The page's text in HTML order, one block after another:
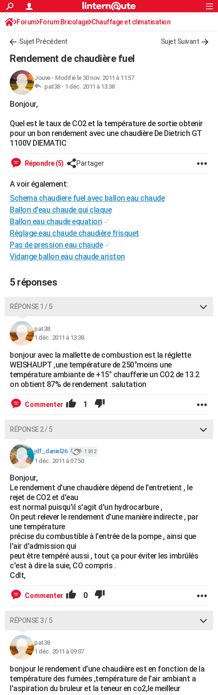
ACTUALITÉS
Politique
Société
Faits Divers
Education
Monde
Villes
+
FINANCE
Retraite
Impôts
Epargne
Immobilier
Risques naturels par ville
Banque
Assurance
Crédit
AUTO
Essais
Réserver un essai
Citadines
Berlines
SUV
Forum auto
+HIGH-TECH
Mobiles
Meilleur smartphone
Internet
Ordinateurs
Jeux vidéo
Guide high-tech
+BRICOLAGE
Forum
Aménagement intérieur
Extérieur
Cuisine
Salle de bains
Jardinage
Rangement
Guides de France
Escapades
Patrimoine
Expositions
Musées
Week-end nature
Art de vivre
Bien-être
Loisirs
Mode
Modes de vie
Alimentation
Guide de la santé
Maladies
Médicaments
Sommeil
VOYAGE
PHOTO
GUIDES D'ACHAT
CARTE DE VOEUX
Carte de Noël
Carte Bonne année
Carte Saint-Valentin
Carte Pâques
Carte d'anniversaire
DICTIONNAIRE
Dictionnaire
Biographies
Citations
Expressions
Proverbes
PROGRAMME TV
S'inscrire
Se connecter
Lycées
Collèges
Primaires
Universités
Entreprises
Service militaire
Avis de recherche
AVIS DE DÉCÈS
FORUM
Bricolage
Lifestyle
Culture
Sport
Auto
Television
Voyage
Cinema
Rechercher
S'inscrire
Connexion
Forum Forum Bricolage Chauffage et climatisation
Sujet Précédent Sujet Suivant
Rendement de chaudière fuel
Jouve- Modifié le 30 nov. 2011 à 11:57
pat38 - 1 déc. 2011 à 13:38
Bonjour,
Quel est le taux de CO2 et la température de sortie obtenir
pour un bon rendement avec une chaudière De Dietrich GT
1100V DIEMATIC
Répondre (5) Partager
A voir également:
Schema chaudiere fuel avec ballon eau chaude
Ballon d'eau chaude qui claque
Ballon eau chaude equation ✓
Réglage eau chaude chaudière frisquet
Pas de pression eau chaude ✓
Vidange ballon eau chaude ariston
5 réponses
RÉPONSE 1 / 5
pat38
1 déc. 2011 à 13:38
bonjour avec la mallette de combustion est la réglette
WEISHAUPT ,une température de 250°moins une
température ambiante de +15° chaufferie un CO2 de 13.2
on obtient 87% de rendement .salutation
Commenter 1
RÉPONSE 2 / 5
jdf_daniel26 1 812
1 déc. 2011 à 07:50
Bonjour,
Le rendement d'une chaudière dépend de l'entretient , le
rejet de CO2 et d'eau
est normal puisqu'il s'agit d'un hydrocarbure ,
On peut relever le rendement d'une manière indirecte , par
une température
précise du combustible à l'entrée de la pompe , ainsi que
l'air d'admission qui
peut être tempéré aussi , tout ça pour éviter les imbrûlés
c'est à dire la suie, CO compris .
Cdlt,
Commenter 0
RÉPONSE 3 / 5
pat38
1 déc. 2011 à 09:07
bonjour le rendement d'une chaudière est en fonction de la
température des fumées ,température de l'air ambiant a
l'aspiration du bruleur et la teneur en co2,le meilleur